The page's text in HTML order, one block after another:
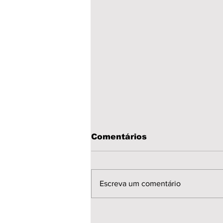
Comentários
Escreva um comentário